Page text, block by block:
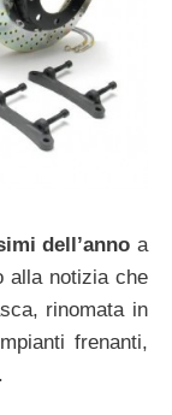
dell’anno a
alla notizia che
rinomata in
frenanti,
.